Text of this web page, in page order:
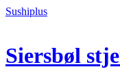
Sushiplus
Siersbøl